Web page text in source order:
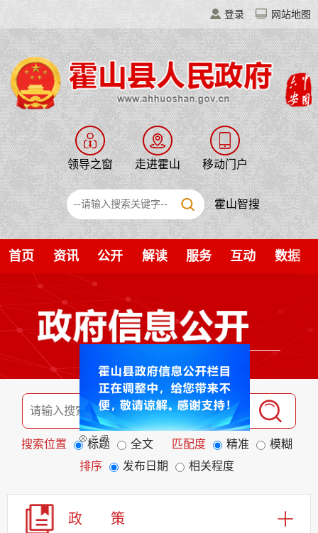
登录 网站地图
领导之窗 走进霍山 移动门户
霍山智搜
首页 资讯 公开 解读 服务 互动 数据
搜索位置 标题 全文 匹配度 精准
模糊
排序
发布日期 相关程度
政 策